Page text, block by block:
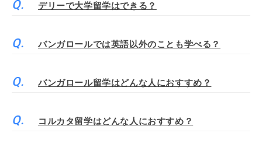
デリーで大学留学はできる？
バンガロールでは英語以外のことも学べる？
バンガロール留学はどんな人におすすめ？
コルカタ留学はどんな人におすすめ？